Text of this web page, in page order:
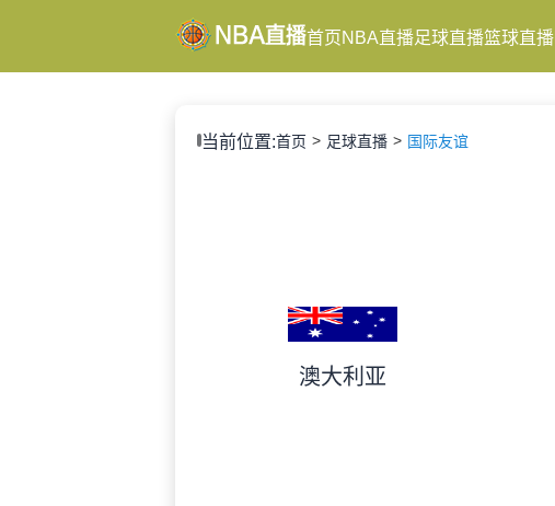
首页 NBA直播足球直播篮球直播
当前位置:首页 足球直播 国际友谊
澳大利亚